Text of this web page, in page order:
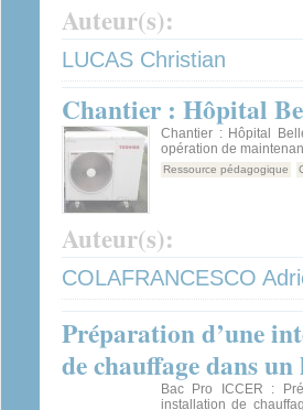
Auteur(s):
LUCAS Christian
Chantier : Hôpital
Chantier : Hôpital
opération de
Ressource pédagogique
Auteur(s):
COLAFRANCESCO
Préparation d’une
de chauffage dans
Bac Pro ICCER :
installation de